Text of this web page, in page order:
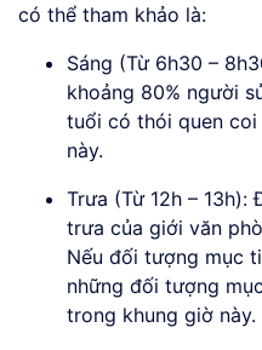
có thể tham khảo là:
Sáng (Từ 6h30 –
khoảng 80% người
tuổi có thói quen
này.
Trưa (Từ 12h –
trưa của giới văn
Nếu đối tượng mục
những đối tượng
trong khung giờ này.